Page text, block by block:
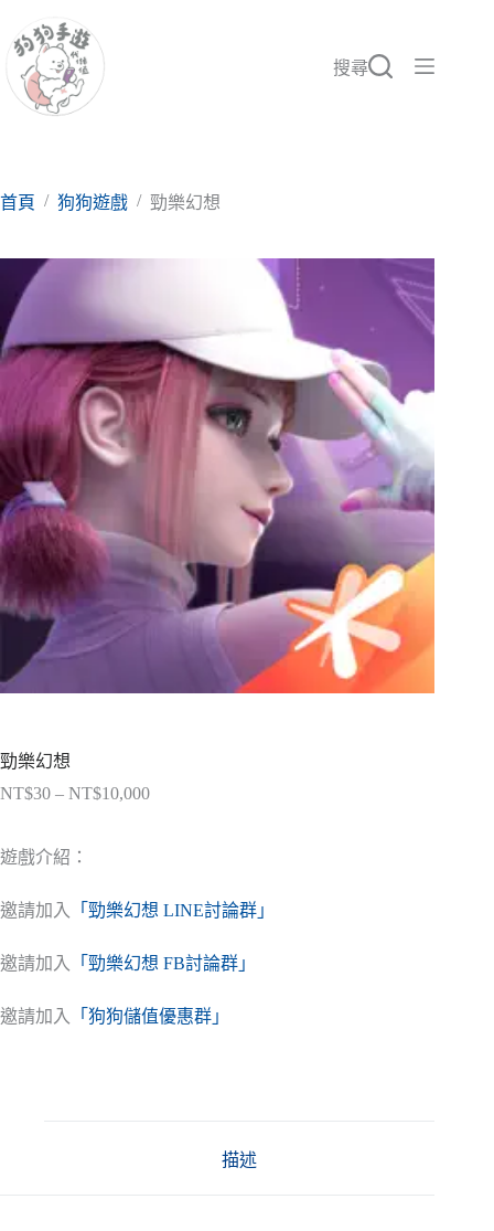
至
要
搜尋
首頁 / 狗狗遊戲 / 勁樂幻想
勁樂幻想
NT$30 – NT$10,000價
NT$30
到
遊戲介紹：
邀請加入 「勁樂幻想 LINE討論群」
邀請加入 「勁樂幻想 FB討論群」
邀請加入 「狗狗儲值優惠群」
描述